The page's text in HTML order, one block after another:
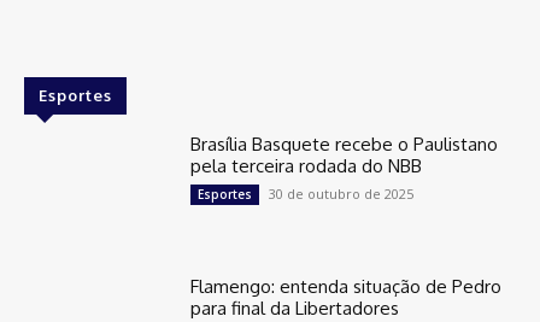
Esportes
Brasília Basquete recebe o Paulistano
pela terceira rodada do NBB
Esportes 30 de outubro de 2025
Flamengo: entenda situação de Pedro
para final da Libertadores